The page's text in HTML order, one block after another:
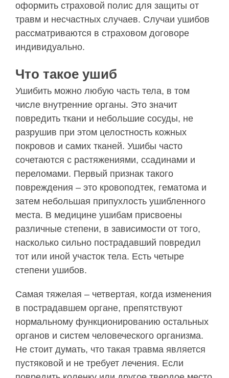
оформить страховой полис для защиты от
травм и несчастных случаев. Случаи ушибов
рассматриваются в страховом договоре
индивидуально.
Что такое ушиб
Ушибить можно любую часть тела, в том
числе внутренние органы. Это значит
повредить ткани и небольшие сосуды, не
разрушив при этом целостность кожных
покровов и самих тканей. Ушибы часто
сочетаются с растяжениями, ссадинами и
переломами. Первый признак такого
повреждения – это кровоподтек, гематома и
затем небольшая припухлость ушибленного
места. В медицине ушибам присвоены
различные степени, в зависимости от того,
насколько сильно пострадавший повредил
тот или иной участок тела. Есть четыре
степени ушибов.
Самая тяжелая – четвертая, когда изменения
в пострадавшем органе, препятствуют
нормальному функционированию остальных
органов и систем человеческого организма.
Не стоит думать, что такая травма является
пустяковой и не требует лечения. Если